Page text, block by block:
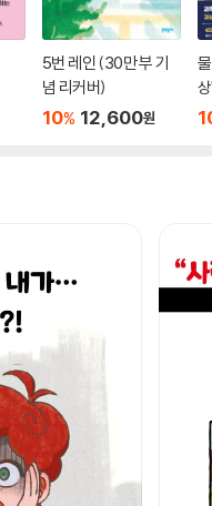
5번 레인 (30만 부 기
념 리커버)
10% 12,600원